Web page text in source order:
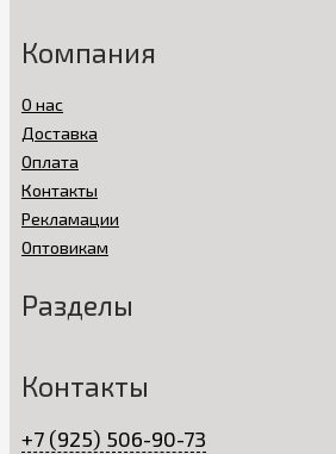
Компания
О нас
Доставка
Оплата
Контакты
Рекламации
Оптовикам
Разделы
Контакты
+7 (925) 506-90-73